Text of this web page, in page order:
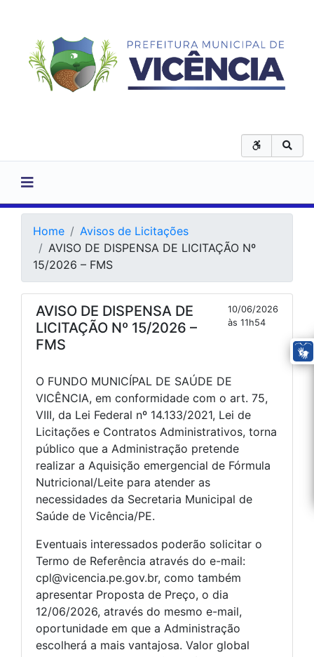
Home
Avisos de Licitações
AVISO DE DISPENSA DE LICITAÇÃO Nº
15/2026 – FMS
AVISO DE DISPENSA DE
LICITAÇÃO Nº 15/2026 –
FMS
10/06/2026
às 11h54
O FUNDO MUNICÍPAL DE SAÚDE DE
VICÊNCIA, em conformidade com o art. 75,
VIII, da Lei Federal nº 14.133/2021, Lei de
Licitações e Contratos Administrativos, torna
público que a Administração pretende
realizar a Aquisição emergencial de Fórmula
Nutricional/Leite para atender as
necessidades da Secretaria Municipal de
Saúde de Vicência/PE.
Eventuais interessados poderão solicitar o
Termo de Referência através do e-mail:
cpl@vicencia.pe.gov.br, como também
apresentar Proposta de Preço, o dia
12/06/2026, através do mesmo e-mail,
oportunidade em que a Administração
escolherá a mais vantajosa. Valor global